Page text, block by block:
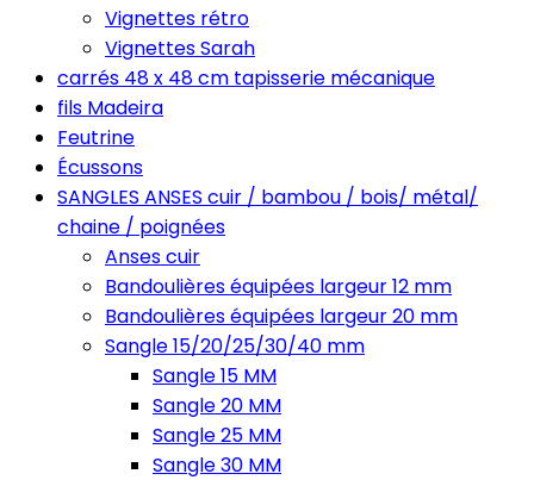
Vignettes rétro
Vignettes Sarah
carrés 48 x 48 cm tapisserie mécanique
fils Madeira
Feutrine
Écussons
SANGLES ANSES cuir / bambou / bois/ métal/
chaine / poignées
Anses cuir
Bandoulières équipées largeur 12 mm
Bandoulières équipées largeur 20 mm
Sangle 15/20/25/30/40 mm
Sangle 15 MM
Sangle 20 MM
Sangle 25 MM
Sangle 30 MM